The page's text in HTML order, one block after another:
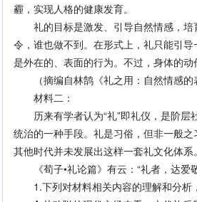
霾，实现人格的健康发育。
礼的目标是激发、引导自然情感，培
令，谁也做不到。在形式上，礼只能引
是外在的、表面的行为。不过，身体的动
（摘编自林鹄《礼之用：自然情感的
材料二：
历来有学者认为“礼”即礼仪，是阶层
统治的一种手段。礼是习俗，但非一般
其他时代并未发展出这样一套礼文化体系。
《荀子•礼论篇》有云：“礼者，达爱
1.下列对材料相关内容的理解和分析